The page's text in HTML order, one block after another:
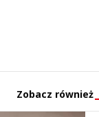
Zobacz również